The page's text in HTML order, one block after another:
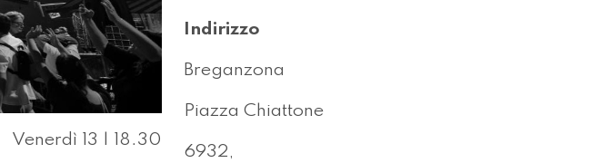
Venerdì 13 | 18.30
Indirizzo
Breganzona
Piazza Chiattone
6932,